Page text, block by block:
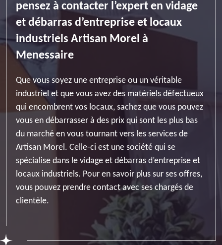
pensez à contacter l’expert en vidage
et débarras d’entreprise et locaux
industriels Artisan Morel à
Menessaire
Que vous soyez une entreprise ou un véritable
industriel et que vous avez des matériels défectueux
qui encombrent vos locaux, sachez que vous pouvez
vous en débarrasser à des prix qui sont les plus bas
du marché en vous tournant vers les services de
Artisan Morel. Celle-ci est une société qui se
spécialise dans le vidage et débarras d’entreprise et
locaux industriels. Pour en savoir plus sur ses offres,
vous pouvez prendre contact avec ses chargés de
clientèle.